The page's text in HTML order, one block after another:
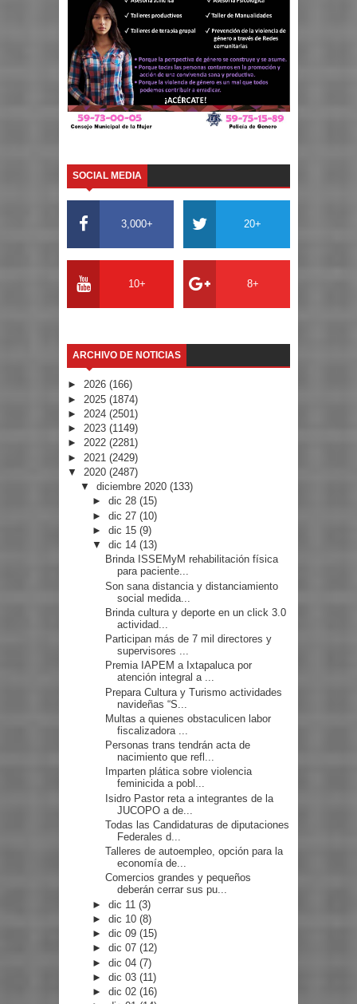
SOCIAL MEDIA
3,000+ 20+
10+ 8+
ARCHIVO DE NOTICIAS
► 2026 (166)
► 2025 (1874)
► 2024 (2501)
► 2023 (1149)
► 2022 (2281)
► 2021 (2429)
▼ 2020 (2487)
▼ diciembre 2020 (133)
►dic 28(15)
►dic 27(10)
►dic 15(9)
▼dic 14(13)
Brinda ISSEMyM rehabilitación física
para paciente...
Son sana distancia y distanciamiento
social medida...
Brinda cultura y deporte en un click 3.0
actividad...
Participan más de 7 mil directores y
supervisores ...
Premia IAPEM a Ixtapaluca por
atención integral a ...
Prepara Cultura y Turismo actividades
navideñas “S...
Multas a quienes obstaculicen labor
fiscalizadora ...
Personas trans tendrán acta de
nacimiento que refl...
Imparten plática sobre violencia
feminicida a pobl...
Isidro Pastor reta a integrantes de la
JUCOPO a de...
Todas las Candidaturas de diputaciones
Federales d...
Talleres de autoempleo, opción para la
economía de...
Comercios grandes y pequeños
deberán cerrar sus pu...
►dic 11(3)
►dic 10(8)
►dic 09(15)
►dic 07(12)
►dic 04(7)
►dic 03(11)
►dic 02(16)